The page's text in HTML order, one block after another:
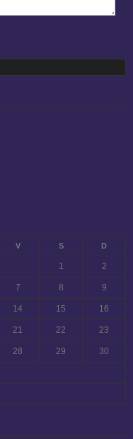
V S D
1 2
7 8 9
14 15 16
21 22 23
28 29 30